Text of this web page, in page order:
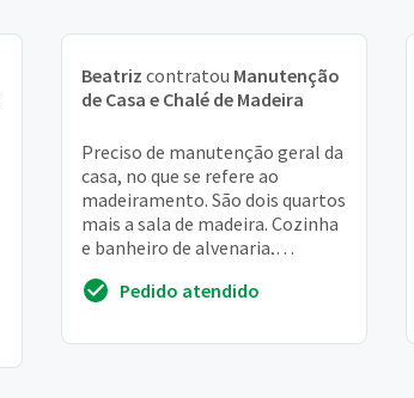
Beatriz contratou Manutenção
de Casa e Chalé de Madeira
Preciso de manutenção geral da
casa, no que se refere ao
madeiramento. São dois quartos
mais a sala de madeira. Cozinha
e banheiro de alvenaria,
Pedido atendido